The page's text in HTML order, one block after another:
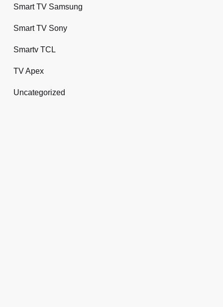
Smart TV Samsung
Smart TV Sony
Smartv TCL
TV Apex
Uncategorized